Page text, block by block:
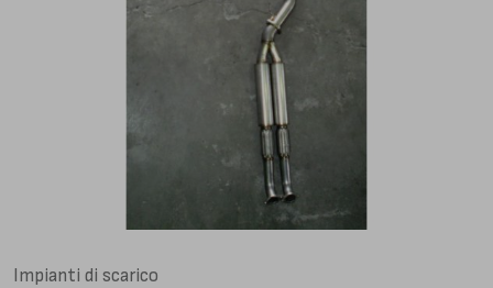
25050 Pian Camuno BS, Italia
Impianti di scarico